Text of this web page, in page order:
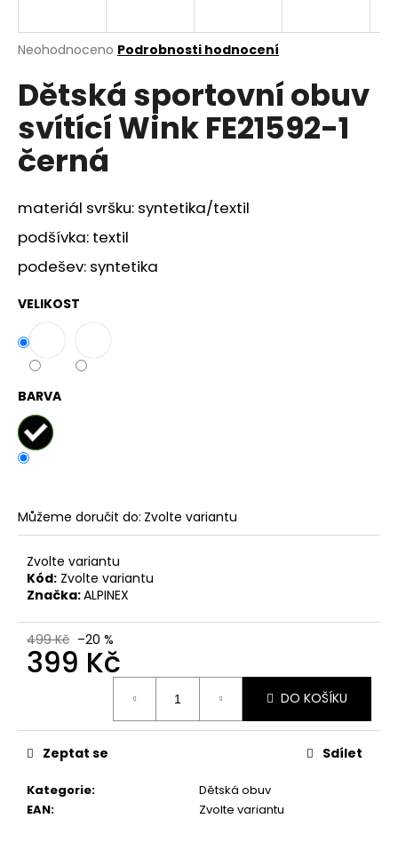
Průměrné
produktu
je
z
5
hvězdiček.
Neohodnoceno Podrobnosti hodnocení
Dětská sportovní obuv
svítící Wink FE21592-1
černá
materiál svršku: syntetika/textil
podšívka: textil
podešev: syntetika
VELIKOST
BARVA
Můžeme doručit do: Zvolte variantu
Zvolte variantu
Kód: Zvolte variantu
Značka:ALPINEX
499 Kč –20 %
399 Kč
DO KOŠÍKU
Kategorie:
Dětská obuv
EAN: Zvolte variantu
Zeptat se Sdílet
j
t
?
HLEDAT
D
o
o
č
u
j
e
NAZOUVÁKY
ŽABKY
INBLU
BRONZOVÉ
499
Kč